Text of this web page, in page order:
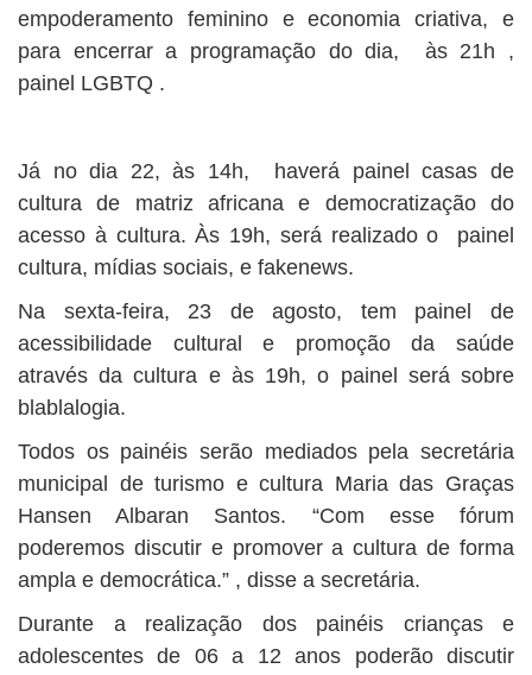
empoderamento feminino e economia criativa, e
para encerrar a programação do dia, às 21h ,
painel LGBTQ .
Já no dia 22, às 14h, haverá painel casas de
cultura de matriz africana e democratização do
acesso à cultura. Às 19h, será realizado o painel
cultura, mídias sociais, e fakenews.
Na sexta-feira, 23 de agosto, tem painel de
acessibilidade cultural e promoção da saúde
através da cultura e às 19h, o painel será sobre
blablalogia.
Todos os painéis serão mediados pela secretária
municipal de turismo e cultura Maria das Graças
Hansen Albaran Santos. “Com esse fórum
poderemos discutir e promover a cultura de forma
ampla e democrática.” , disse a secretária.
Durante a realização dos painéis crianças e
adolescentes de 06 a 12 anos poderão discutir